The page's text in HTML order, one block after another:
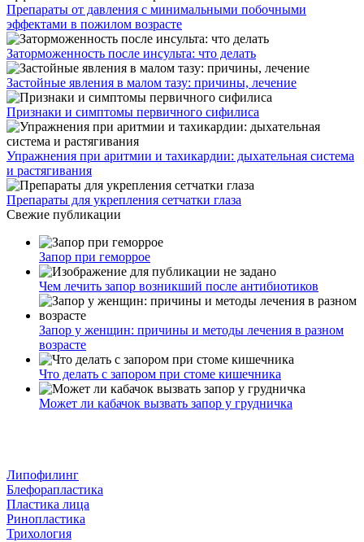
Препараты от давления с минимальными побочными
эффектами в пожилом возрасте
Заторможенность после инсульта: что делать
Застойные явления в малом тазу: причины, лечение
Признаки и симптомы первичного сифилиса
Упражнения при аритмии и тахикардии: дыхательная система
и растягивания
Препараты для укрепления сетчатки глаза
Свежие публикации
Запор при геморрое
Чем лечить запор возникший после антибиотиков
Запор у женщин: причины и методы лечения в разном
возрасте
Что делать с запором при стоме кишечника
Может ли кабачок вызвать запор у грудничка
Липофилинг
Блефорапластика
Пластика лица
Ринопластика
Трихология